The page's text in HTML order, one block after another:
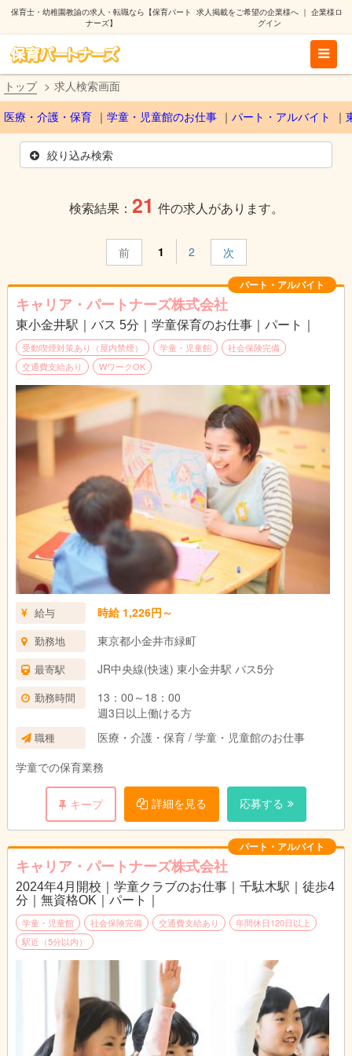
保育士・幼稚園教諭の求人・転職なら【保育パート
ナーズ】
求人掲載をご希望の企業様へ｜ 企業様ロ
グイン
トップ 求人検索画面
医療・介護・保育 学童・児童館のお仕事 パート・アルバイト
絞り込み検索
検索結果： 21 件の求人があります。
前 1 2 次
パート・アルバイト
キャリア・パートナーズ株式会社
東小金井駅｜バス 5分｜学童保育のお仕事｜パート｜
受動喫煙対策あり（屋内禁煙） 学童・児童館
社会保険完備
交通費支給あり
WワークOK
給与 時給 1,226円～
勤務地 東京都小金井市緑町
最寄駅 JR中央線(快速) 東小金井駅 バス5分
勤務時間
13：00～18：00
週3日以上働ける方
職種
医療・介護・保育 / 学童・児童館のお仕事
学童での保育業務
キープ 詳細を見る 応募する
パート・アルバイト
キャリア・パートナーズ株式会社
2024年4月開校｜学童クラブのお仕事｜千駄木駅｜徒歩4
分｜無資格OK｜パート｜
学童・児童館 社会保険完備 交通費支給あり
年間休日120日以上
駅近（5分以内）